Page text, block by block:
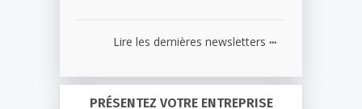
Lire les dernières newsletters ...
PRÉSENTEZ VOTRE ENTREPRISE